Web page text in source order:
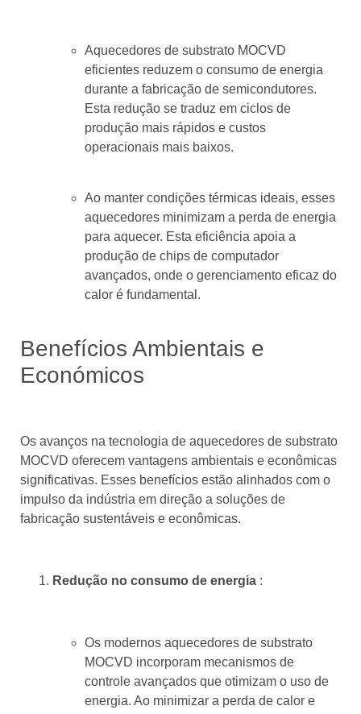
Aquecedores de substrato MOCVD
eficientes reduzem o consumo de energia
durante a fabricação de semicondutores.
Esta redução se traduz em ciclos de
produção mais rápidos e custos
operacionais mais baixos.
Ao manter condições térmicas ideais, esses
aquecedores minimizam a perda de energia
para aquecer. Esta eficiência apoia a
produção de chips de computador
avançados, onde o gerenciamento eficaz do
calor é fundamental.
Benefícios Ambientais e
Económicos
Os avanços na tecnologia de aquecedores de substrato
MOCVD oferecem vantagens ambientais e econômicas
significativas. Esses benefícios estão alinhados com o
impulso da indústria em direção a soluções de
fabricação sustentáveis ​​e econômicas.
Redução no consumo de energia :
Os modernos aquecedores de substrato
MOCVD incorporam mecanismos de
controle avançados que otimizam o uso de
energia. Ao minimizar a perda de calor e